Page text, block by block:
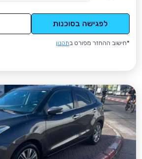
לפגישה בסוכנות
*חישוב ההחזר מפורט בתקנון